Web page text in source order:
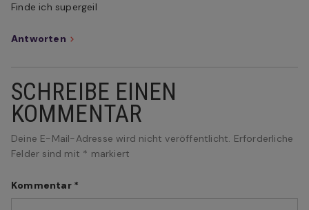
Finde ich supergeil
Antworten
SCHREIBE EINEN
KOMMENTAR
Deine E-Mail-Adresse wird nicht veröffentlicht. Erforderliche
Felder sind mit * markiert
Kommentar *